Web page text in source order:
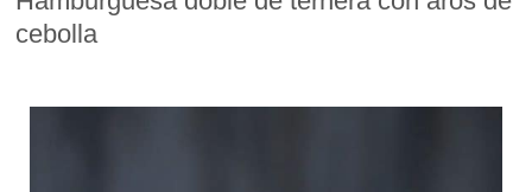
cebolla